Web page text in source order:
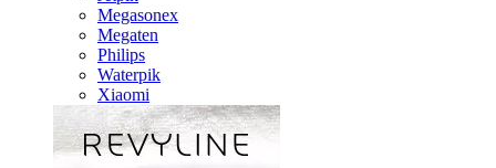
Megasonex
Megaten
Philips
Waterpik
Xiaomi